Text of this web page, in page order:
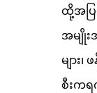
ထို့အပြ
အမျိုးအ
များ
စီးက